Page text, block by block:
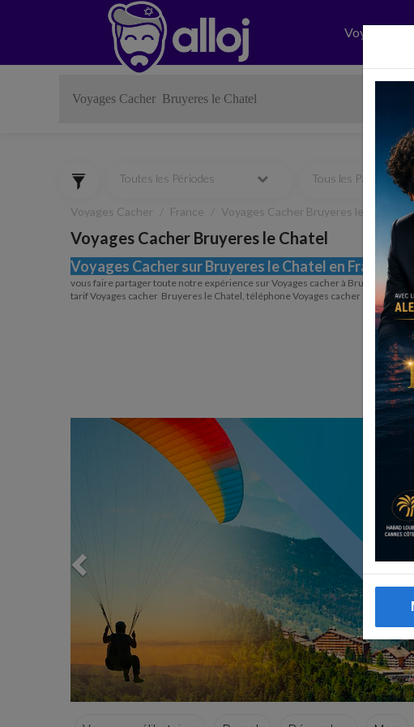
Voyages
Toutes les Périodes Tous les Pays
Voyages Cacher France Voyages Cacher Bruyeres le Chatel
Voyages Cacher Bruyeres le Chatel
Voyages Cacher sur Bruyeres le Chatel en France
vous faire partager toute notre expérience sur Voyages cacher à Bruyeres le
tarif Voyages cacher Bruyeres le Chatel, téléphone Voyages cacher Bruyeres
Voyages
Previous